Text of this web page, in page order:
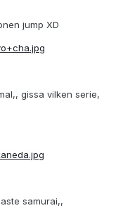
jump XD
gissa vilken serie,
samurai,,